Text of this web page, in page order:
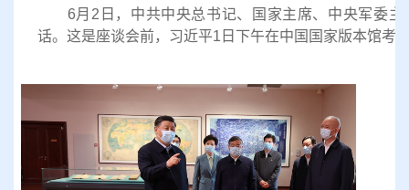
6月2日，中共中央总书记、国家主席、中央军委主
话。这是座谈会前，习近平1日下午在中国国家版本馆考